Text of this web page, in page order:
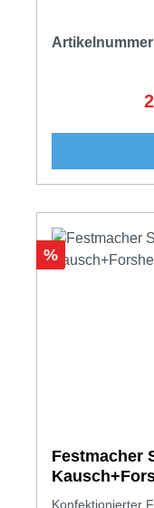
Rabatt
%
Festmacher
Konfektionierter